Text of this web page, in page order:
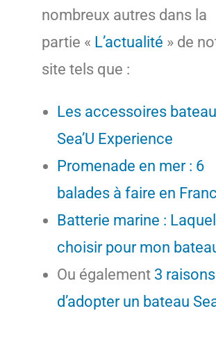
nombreux autres dans la
partie « L’actualité » de
site tels que :
Les accessoires
Sea’U Experience
Promenade en mer : 6
balades à faire en
Batterie marine :
choisir pour mon
Ou également 3 raisons
d’adopter un bateau